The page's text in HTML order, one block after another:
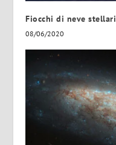
Fiocchi di neve stellari
08/06/2020